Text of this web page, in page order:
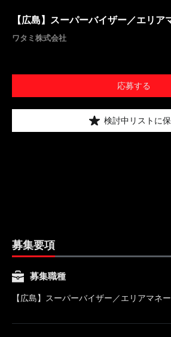
【広島】スーパーバイザー／エリア
ワタミ株式会社
応募する
検討中リストに
募集要項
募集職種
【広島】スーパーバイザー／エリアマネ